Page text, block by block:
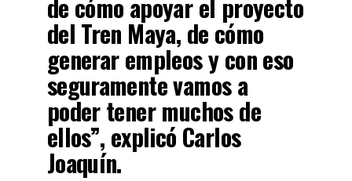
de cómo apoyar el proyecto
del Tren Maya, de cómo
generar empleos y con eso
seguramente vamos a
poder tener muchos de
ellos”, explicó Carlos
Joaquín.